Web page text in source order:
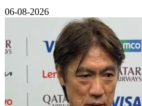
06-08-2026